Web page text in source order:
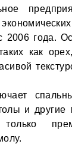
2006 года.
как
и другие